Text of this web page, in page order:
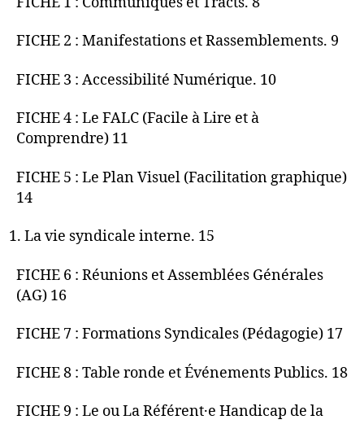
FICHE 2 : Manifestations et Rassemblements. 9
FICHE 3 : Accessibilité Numérique. 10
FICHE 4 : Le FALC (Facile à Lire et à
Comprendre) 11
FICHE 5 : Le Plan Visuel (Facilitation graphique)
14
La vie syndicale interne. 15
FICHE 6 : Réunions et Assemblées Générales
(AG) 16
FICHE 7 : Formations Syndicales (Pédagogie) 17
FICHE 8 : Table ronde et Événements Publics. 18
FICHE 9 : Le ou La Référent·e Handicap de la